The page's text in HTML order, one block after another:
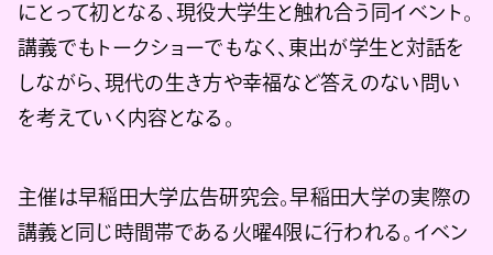
にとって初となる、現役大学生と触れ合う同イベント。
講義でもトークショーでもなく、東出が学生と対話を
しながら、現代の生き方や幸福など答えのない問い
を考えていく内容となる。
主催は早稲田大学広告研究会。早稲田大学の実際の
講義と同じ時間帯である火曜4限に行われる。イベン